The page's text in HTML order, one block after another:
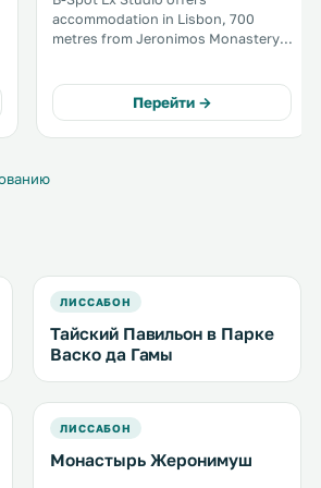
accommodation in Lisbon, 700
metres from Jeronimos Monastery.
throughout the property. .
Перейти →
ЛИССАБОН
Тайский Павильон в Парке
Васко да Гамы
ЛИССАБОН
Монастырь Жеронимуш